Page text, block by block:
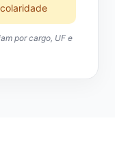
por cargo, UF e